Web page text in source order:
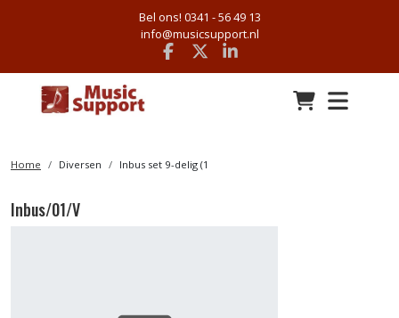
Bel ons! 0341 - 56 49 13
info@musicsupport.nl
Facebook
x linkedin
Home Diversen Inbus set 9-delig (1
Inbus/01/V